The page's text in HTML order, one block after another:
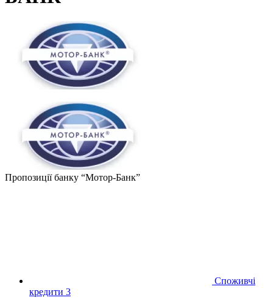
Пропозиції банку “Мотор-Банк”
Споживчі
кредити 3